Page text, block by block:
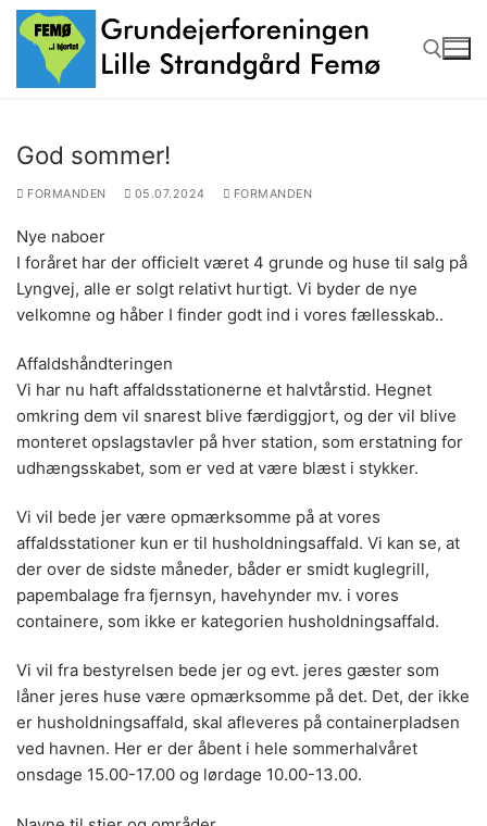
Spring
indhold
God sommer!
FORMANDEN 05.07.2024 FORMANDEN
Nye naboer
I foråret har der officielt været 4 grunde og huse til salg på
Lyngvej, alle er solgt relativt hurtigt. Vi byder de nye
velkomne og håber I finder godt ind i vores fællesskab..
Affaldshåndteringen
Vi har nu haft affaldsstationerne et halvtårstid. Hegnet
omkring dem vil snarest blive færdiggjort, og der vil blive
monteret opslagstavler på hver station, som erstatning for
udhængsskabet, som er ved at være blæst i stykker.
Vi vil bede jer være opmærksomme på at vores
affaldsstationer kun er til husholdningsaffald. Vi kan se, at
der over de sidste måneder, båder er smidt kuglegrill,
papembalage fra fjernsyn, havehynder mv. i vores
containere, som ikke er kategorien husholdningsaffald.
Vi vil fra bestyrelsen bede jer og evt. jeres gæster som
låner jeres huse være opmærksomme på det. Det, der ikke
er husholdningsaffald, skal afleveres på containerpladsen
ved havnen. Her er der åbent i hele sommerhalvåret
onsdage 15.00-17.00 og lørdage 10.00-13.00.